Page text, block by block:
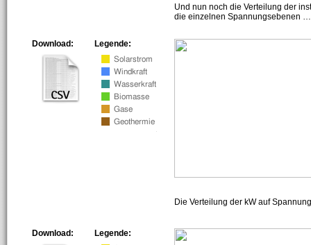
Und nun noch die Verteilung der
die einzelnen Spannungsebenen
Legende:
Download:
Die Verteilung der kW auf
Legende:
Download: